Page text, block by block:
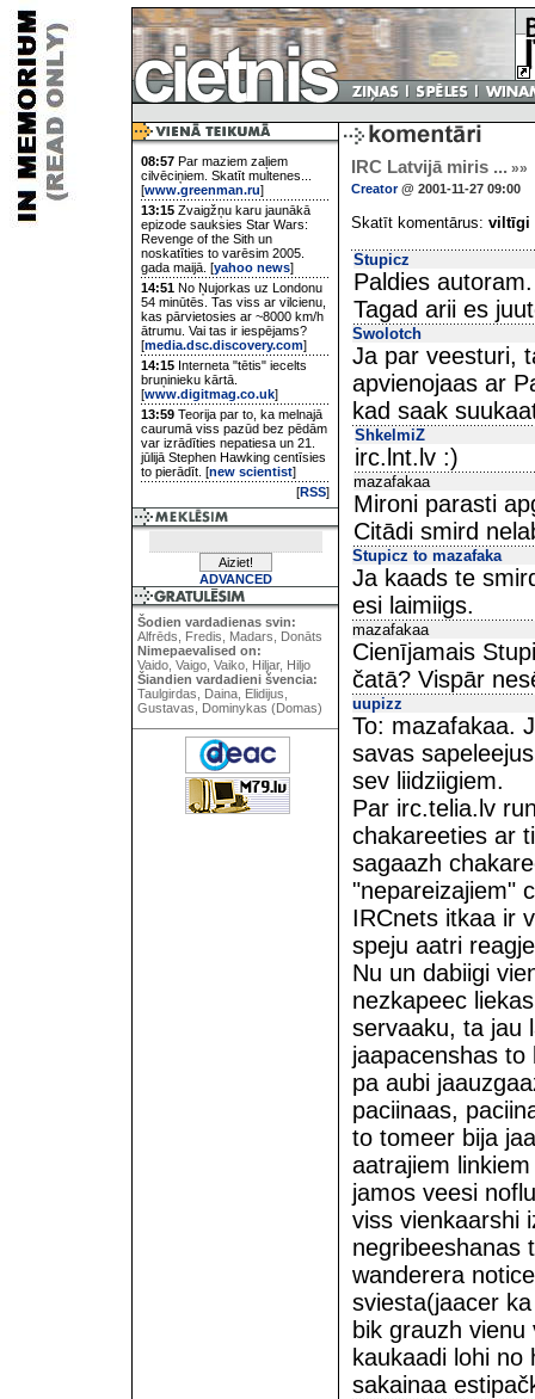
08:57 Par maziem zaļiem
cilvēciņiem. Skatīt multenes...
[www.greenman.ru]
13:15 Zvaigžņu karu jaunākā
epizode sauksies Star Wars:
Revenge of the Sith un
noskatīties to varēsim 2005.
gada maijā. [yahoo news]
14:51 No Ņujorkas uz Londonu
54 minūtēs. Tas viss ar vilcienu,
kas pārvietosies ar ~8000 km/h
ātrumu. Vai tas ir iespējams?
[media.dsc.discovery.com]
14:15 Interneta "tētis" iecelts
bruņinieku kārtā.
[www.digitmag.co.uk]
13:59 Teorija par to, ka melnajā
caurumā viss pazūd bez pēdām
var izrādīties nepatiesa un 21.
jūlijā Stephen Hawking centīsies
to pierādīt. [new scientist]
[RSS]
ADVANCED
Šodien vardadienas svin:
Alfrēds, Fredis, Madars, Donāts
Nimepaevalised on:
Vaido, Vaigo, Vaiko, Hiljar, Hiljo
Šiandien vardadieni švencia:
Taulgirdas, Daina, Elidijus,
Gustavas, Dominykas (Domas)
IRC Latvijā miris ... »»
Creator@ 2001-11-27 09:00
Skatīt komentārus: viltīgi
Stupicz
Paldies autoram.
Tagad arii es
Swolotch
Ja par veesturi,
apvienojaas ar
kad saak
ShkelmiZ
irc.lnt.lv :)
mazafakaa
Mironi parasti
Citādi smird
Stupicz to mazafaka
Ja kaads te
esi laimiigs.
mazafakaa
Cienījamais
čatā? Vispār
uupizz
To: mazafakaa.
savas
sev liidziigiem.
Par irc.telia.lv
chakareeties ar
sagaazh
"nepareizajiem"
IRCnets itkaa ir
speju aatri
Nu un dabiigi
nezkapeec
servaaku, ta jau
jaapacenshas
pa aubi
paciinaas,
to tomeer bija
aatrajiem
jamos veesi
viss vienkaarshi
negribeeshanas
wanderera
sviesta(jaacer
bik grauzh
kaukaadi lohi
sakainaa